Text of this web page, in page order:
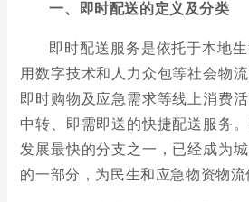
一、即时配送的定义及分类
即时配送服务是依托于本地
用数字技术和人力众包等社会物
即时购物及应急需求等线上消费
中转、即需即送的快捷配送服务
发展最快的分支之一，已经成为
的一部分，为民生和应急物资物流